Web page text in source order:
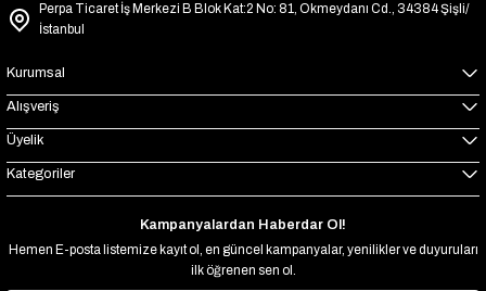
Perpa Ticaret İş Merkezi B Blok Kat:2 No: 81, Okmeydanı Cd., 34384 Şişli/
İstanbul
Kurumsal
Alışveriş
Üyelik
Kategoriler
Kampanyalardan Haberdar Ol!
Hemen E-posta listemize kayıt ol, en güncel kampanyalar, yenilikler ve duyuruları
ilk öğrenen sen ol.